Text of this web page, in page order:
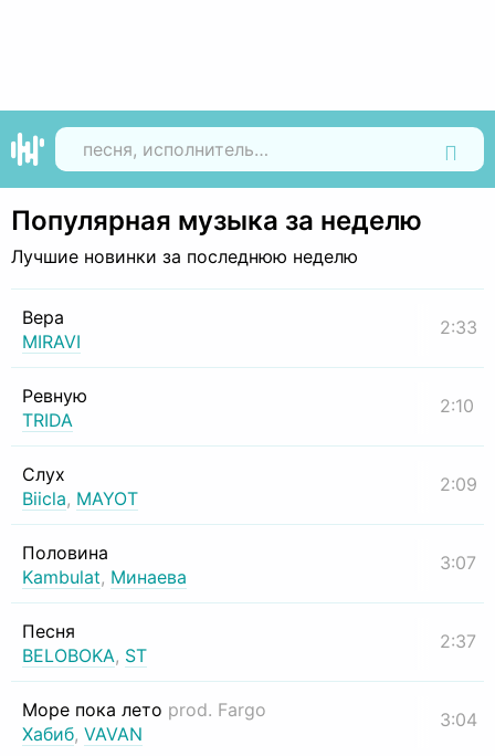
Популярная музыка за неделю
Лучшие новинки за последнюю неделю
Вера
MIRAVI
2:33
Ревную
TRIDA
2:10
Слух
Biicla, MAYOT
2:09
Половина
Kambulat, Минаева
3:07
Песня
BELOBOKA, ST
2:37
Море пока лето prod. Fargo
Хабиб, VAVAN
3:04